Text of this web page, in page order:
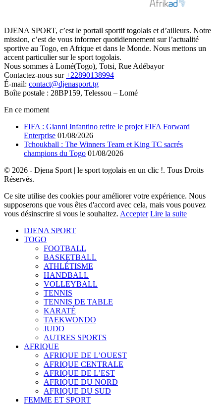
DJENA SPORT, c’est le portail sportif togolais et d’ailleurs. Notre
mission, c’est de vous informer quotidiennement sur l’actualité
sportive au Togo, en Afrique et dans le Monde. Nous mettons un
accent particulier sur le sport togolais.
Nous sommes à Lomé(Togo), Totsi, Rue Adébayor
Contactez-nous sur+22890138994
É-mail: contact@djenasport.tg
Boîte postale : 28BP159, Telessou – Lomé
En ce moment
FIFA : Gianni Infantino retire le projet FIFA Forward
Enterprise 01/08/2026
Tchoukball : The Winners Team et King TC sacrés
champions du Togo 01/08/2026
© 2026 - Djena Sport | le sport togolais en un clic !. Tous Droits
Réservés.
Ce site utilise des cookies pour améliorer votre expérience. Nous
supposerons que vous êtes d'accord avec cela, mais vous pouvez
vous désinscrire si vous le souhaitez. Accepter Lire la suite
DJENA SPORT
TOGO
FOOTBALL
BASKETBALL
ATHLÉTISME
HANDBALL
VOLLEYBALL
TENNIS
TENNIS DE TABLE
KARATÉ
TAEKWONDO
JUDO
AUTRES SPORTS
AFRIQUE
AFRIQUE DE L’OUEST
AFRIQUE CENTRALE
AFRIQUE DE L’EST
AFRIQUE DU NORD
AFRIQUE DU SUD
FEMME ET SPORT